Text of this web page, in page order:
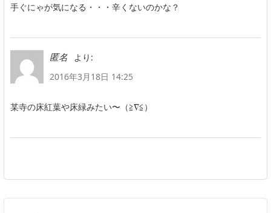
手ぐにゃが気になる・・・辛くないのかな？
匿名
より:
2016年3月18日 14:25
某寺の床紅葉や床緑みたい〜（≧∇≦）